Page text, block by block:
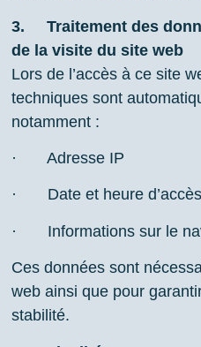
3.
Traitement des
de la visite du site web
Lors de l’accès à ce site
techniques sont
notamment :
· Adresse IP
· Date et heure d’accès
· Informations sur le
Ces données sont
web ainsi que pour
stabilité.